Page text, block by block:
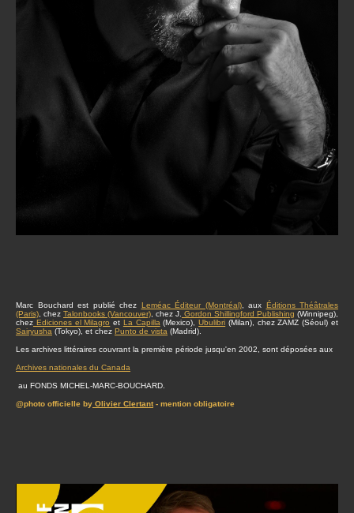
Marc Bouchard est publié chez Leméac Éditeur (Montréal), aux Éditions Théâtrales
(Paris) , chez Talonbooks (Vancouver) , chez J. Gordon Shillingford Publishing (Winnipeg),
chez Ediciones el Milagro et La Capilla (Mexico),Ubulibri (Milan), chez ZAMZ (Séoul) et
Sairyusha (Tokyo), et chez Punto de vista (Madrid).
Les archives littéraires couvrant la première période jusqu'en 2002, sont déposées aux
Archives nationales du Canada
au FONDS MICHEL-MARC-BOUCHARD.
@photo officielle by Olivier Clertant- mention obligatoire